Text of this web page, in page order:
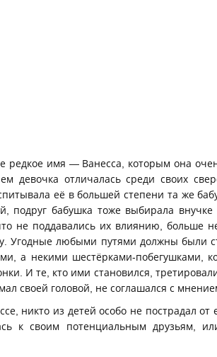
редкое имя — Ванесса, которым она
девочка отличалась среди своих
её в большей степени та же
подруг бабушка тоже выбирала
не поддавались их влиянию, больше
Угодные любыми путями должны были
а некими шестёрками-побегушками,
И те, кто ими становился,
своей головой, не соглашался с
никто из детей особо не пострадал
к своим потенциальным друзьям,